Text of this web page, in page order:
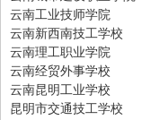
云南工业技师学院
云南新西南技工学校
云南理工职业学院
云南经贸外事学校
云南昆明工业学校
昆明市交通技工学校